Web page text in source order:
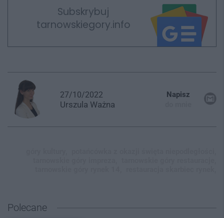
Subskrybuj
tarnowskiegory.info
27/10/2022
Urszula Ważna
Napisz
Polecane